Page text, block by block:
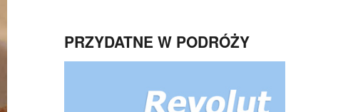
PRZYDATNE W PODRÓŻY